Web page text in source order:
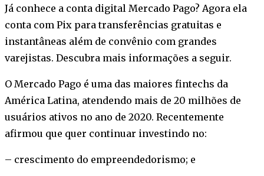
Já conhece a conta digital Mercado Pago? Agora ela
conta com Pix para transferências gratuitas e
instantâneas além de convênio com grandes
varejistas. Descubra mais informações a seguir.
O Mercado Pago é uma das maiores fintechs da
América Latina, atendendo mais de 20 milhões de
usuários ativos no ano de 2020. Recentemente
afirmou que quer continuar investindo no:
– crescimento do empreendedorismo; e